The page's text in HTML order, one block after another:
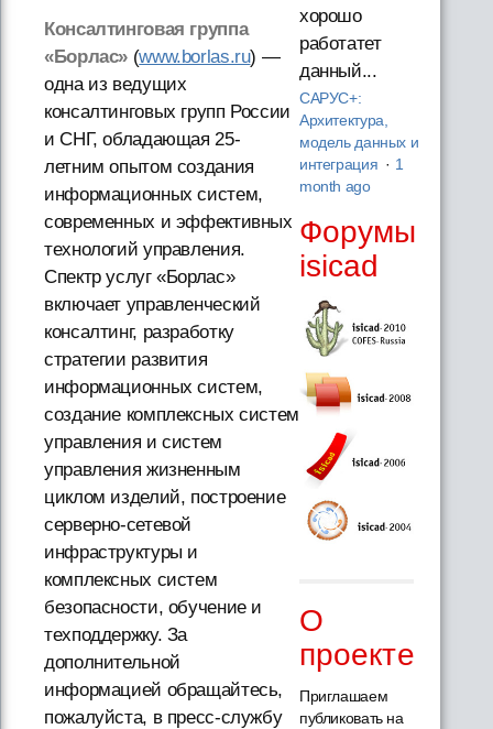
Консалтинговая группа
«Борлас» (www.borlas.ru) —
одна из ведущих
консалтинговых групп России
и СНГ, обладающая 25-
летним опытом создания
информационных систем,
современных и эффективных
технологий управления.
Спектр услуг «Борлас»
включает управленческий
консалтинг, разработку
стратегии развития
информационных систем,
создание комплексных систем
управления и систем
управления жизненным
циклом изделий, построение
серверно-сетевой
инфраструктуры и
комплексных систем
безопасности, обучение и
техподдержку. За
дополнительной
информацией обращайтесь,
пожалуйста, в пресс-службу
хорошо
работатет
данный...
САРУС+:
Архитектура,
модель данных и
интеграция · 1
month ago
Форумы
isicad
О
проекте
Приглашаем
публиковать на